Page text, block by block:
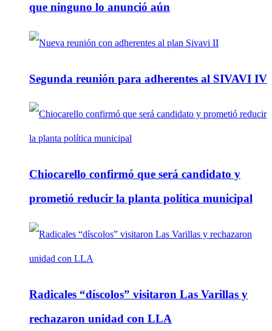
que ninguno lo anunció aún
Segunda reunión para adherentes al SIVAVI IV
Chiocarello confirmó que será candidato y
prometió reducir la planta política municipal
Radicales “díscolos” visitaron Las Varillas y
rechazaron unidad con LLA